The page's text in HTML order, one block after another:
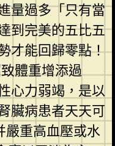
量過多「只有當
到完美的五比五
才能回歸零點！
體重增添過
心力弱竭，是以
臟病患者天天可
嚴重高血壓或水